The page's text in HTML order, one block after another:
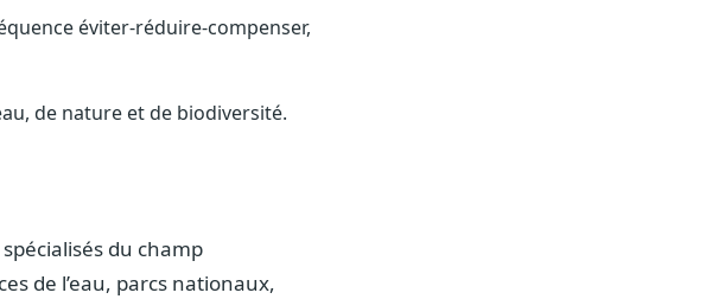
éviter-réduire-compenser,
de nature et de biodiversité.
du champ
de l’eau, parcs nationaux,